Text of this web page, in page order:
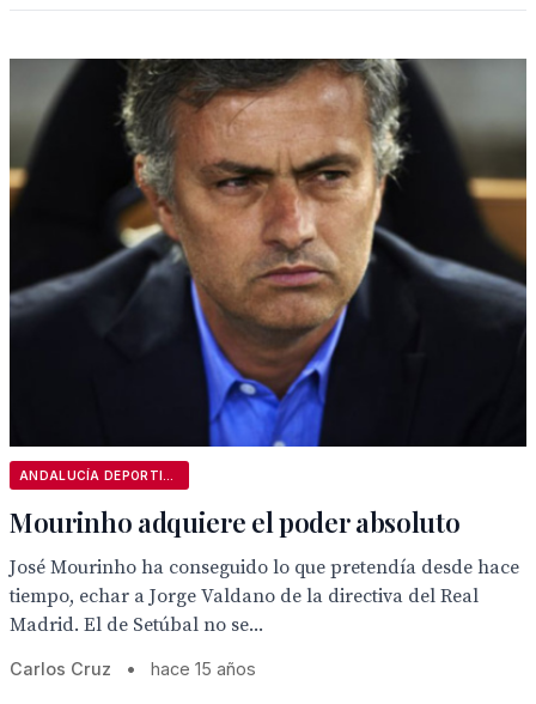
Mourinho adquiere el poder absoluto
José Mourinho ha conseguido lo que pretendía desde hace
tiempo, echar a Jorge Valdano de la directiva del Real
Madrid. El de Setúbal no se...
Carlos Cruz • hace 15 años